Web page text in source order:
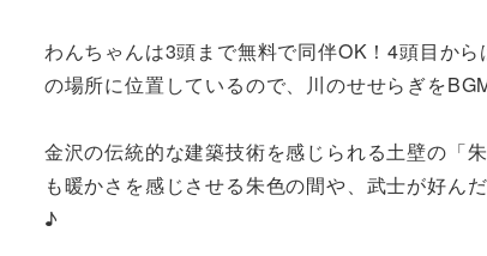
わんちゃんは3頭まで無料で同伴OK！4頭目か
の場所に位置しているので、川のせせらぎを
金沢の伝統的な建築技術を感じられる土壁の「
も暖かさを感じさせる朱色の間や、武士が好ん
♪